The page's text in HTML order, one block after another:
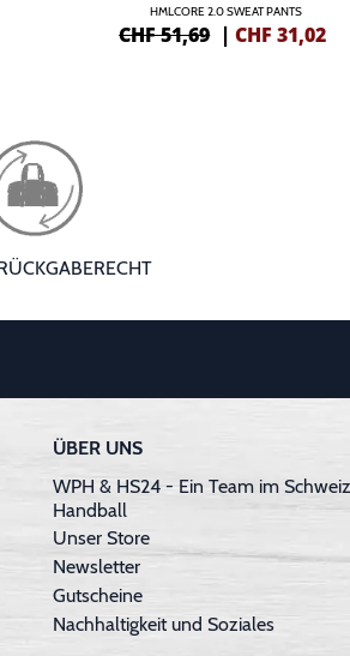
HMLCORE 2.0 SWEAT PANTS
CHF 51,69 |CHF 31,02
ÜBER UNS
WPH & HS24 - Ein Team im
Handball
Unser Store
Newsletter
Gutscheine
Nachhaltigkeit und Soziales